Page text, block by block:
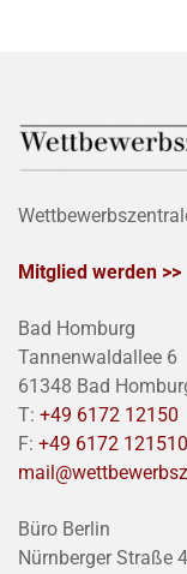
Mitglied werden >>
Bad Homburg
Tannenwaldallee 6
61348 Bad
T: +49 6172 12150
F: +49 6172 121510
Büro Berlin
Nürnberger Straße